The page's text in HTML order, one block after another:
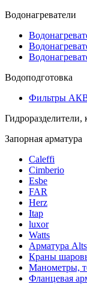
Водонагреватели
Водоподготовка
Фильтры
Запорная арматура
Caleffi
Cimberio
Esbe
FAR
Herz
Itap
luxor
Watts
Арматура
Краны
Манометры,
Фланцевая